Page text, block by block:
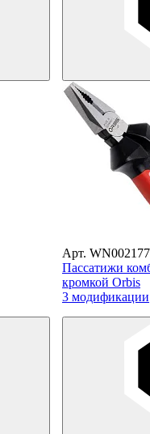
Арт.
Пассатижи
кромкой Orbis
3 модификации